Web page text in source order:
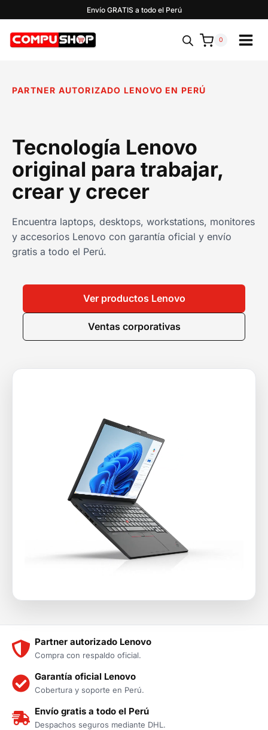
al
contenido
Envío GRATIS a todo el Perú
0
PARTNER AUTORIZADO LENOVO EN PERÚ
Tecnología Lenovo
original para trabajar,
crear y crecer
Encuentra laptops, desktops, workstations, monitores
y accesorios Lenovo con garantía oficial y envío
gratis a todo el Perú.
Ver productos Lenovo
Ventas corporativas
Partner autorizado Lenovo
Compra con respaldo oficial.
Garantía oficial Lenovo
Cobertura y soporte en Perú.
Envío gratis a todo el Perú
Despachos seguros mediante DHL.